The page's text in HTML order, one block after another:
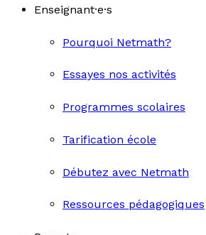
Enseignant·e·s
Pourquoi Netmath?
Essayes nos activités
Programmes scolaires
Tarification école
Débutez avec Netmath
Ressources pédagogiques